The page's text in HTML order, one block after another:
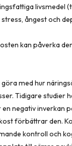
livsmedel
ångest och
kan påverka
med hur
Tidigare studier
negativ inverkan
förbättrar den.
kontroll och